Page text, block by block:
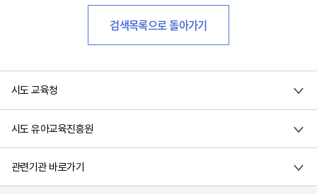
검색목록으로 돌아가기
시도 교육청
시도 유아교육진흥원
관련기관 바로가기